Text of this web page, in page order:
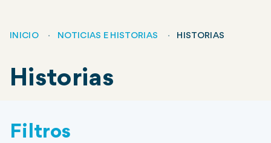
Migas
de
INICIO NOTICIAS E HISTORIAS HISTORIAS
Historias
Filtros